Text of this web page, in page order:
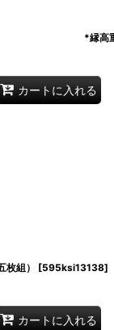
段付） *縁高重
カートに入れる
組） [595ksi13138]
カートに入れる